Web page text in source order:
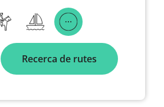
Recerca de rutes